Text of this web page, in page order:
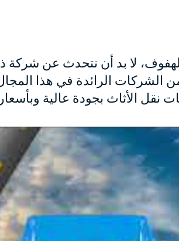
لا بد أن نتحدث عن شركة
الشركات الرائدة في هذا
نقل الأثاث بجودة عالية